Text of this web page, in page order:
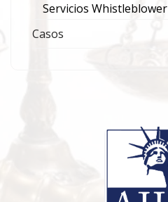
Servicios Whistleblower
Casos